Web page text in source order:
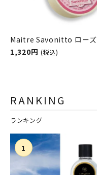
Maitre Savonitto ローズ
1,320円 (税込)
RANKING
ランキング